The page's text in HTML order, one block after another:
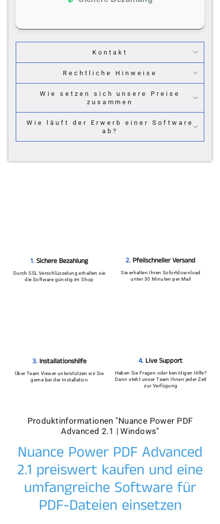
Kontakt
Rechtliche Hinweise
Wie setzen sich unsere Preise
zusammen
Wie läuft der Erwerb einer Software
ab?
1.Sichere Bezahlung
Durch SSL Verschlüsselung erhalten sie
die Software günstig im Shop
2. Pfeilschneller Versand
Sie erhalten Ihren Sofortdownload
unter 30 Minuten per Mail
3. Installationshilfe
Über Team Viewer unterstützen wir Sie
gerne bei der Installation
4. Live Support
Haben Sie Fragen oder benötigen Hilfe?
Dann steht unser Team Ihnen jeder Zeit
zur Verfügung
Produktinformationen "Nuance Power PDF
Advanced 2.1 | Windows"
Nuance Power PDF Advanced
2.1 preiswert kaufen und eine
umfangreiche Software für
PDF-Dateien einsetzen